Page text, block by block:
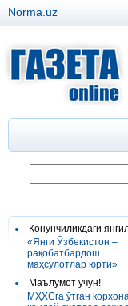
Norma.uz
Қонунчиликдаги
«Янги Ўзбекистон –
рақобатбардош
маҳсулотлар юрти»
Маълумот учун!
МҲХСга ўтган